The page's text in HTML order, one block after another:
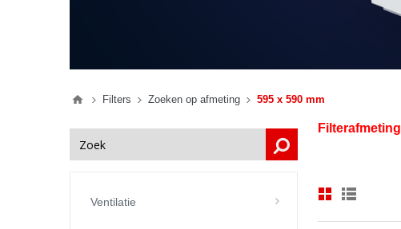
Filters Zoeken op afmeting 595 x 590 mm
Filterafmeting
Ventilatie